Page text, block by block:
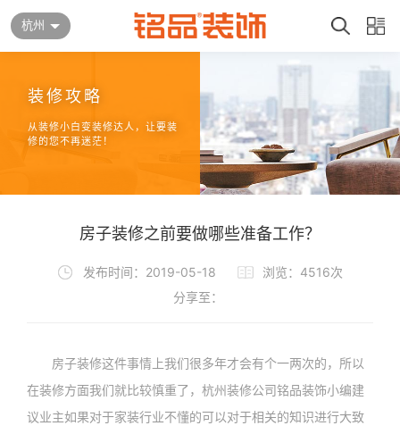
杭州
装修攻略
从装修小白变装修达人，让要装
修的您不再迷茫！
房子装修之前要做哪些准备工作？
发布时间：2019-05-18
浏览：4516次
分享至：
房子装修这件事情上我们很多年才会有个一两次的，所以
在装修方面我们就比较慎重了，杭州装修公司铭品装饰小编建
议业主如果对于家装行业不懂的可以对于相关的知识进行大致